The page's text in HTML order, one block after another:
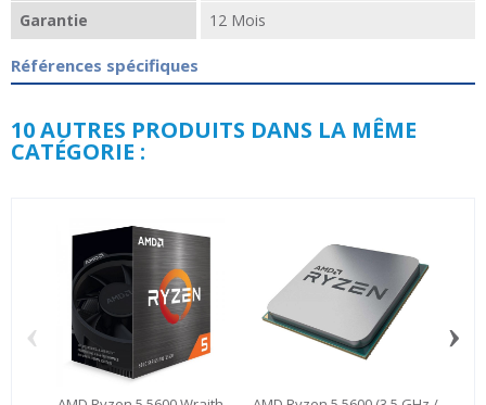
Garantie
12 Mois
Références spécifiques
10 AUTRES PRODUITS DANS LA MÊME
CATÉGORIE :
‹ ›